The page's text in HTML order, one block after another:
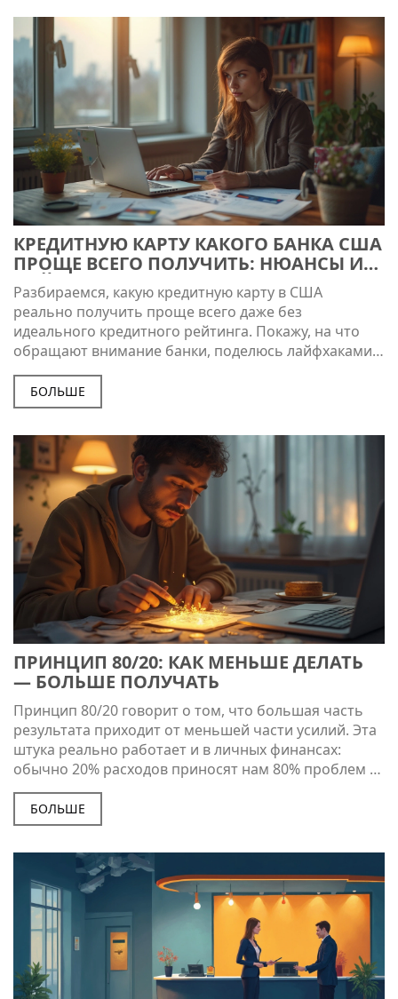
КРЕДИТНУЮ КАРТУ КАКОГО БАНКА США
ПРОЩЕ ВСЕГО ПОЛУЧИТЬ: НЮАНСЫ И
ЛАЙФХАКИ
Разбираемся, какую кредитную карту в США
реально получить проще всего даже без
идеального кредитного рейтинга. Покажу, на что
обращают внимание банки, поделюсь лайфхаками и
расскажу об альтернативах для новичков.
Например, расскажу, как справиться без местной
кредитной истории и где чаще всего одобряют
свежие советы.
БОЛЬШЕ
ПРИНЦИП 80/20: КАК МЕНЬШЕ ДЕЛАТЬ
— БОЛЬШЕ ПОЛУЧАТЬ
Принцип 80/20 говорит о том, что большая часть
результата приходит от меньшей части усилий. Эта
штука реально работает и в личных финансах:
обычно 20% расходов приносят нам 80% проблем с
деньгами. Разберём на простых примерах, как
использовать этот принцип для оптимизации
бюджета, экономии времени и увеличения доходов.
сложных расчетов.
БОЛЬШЕ